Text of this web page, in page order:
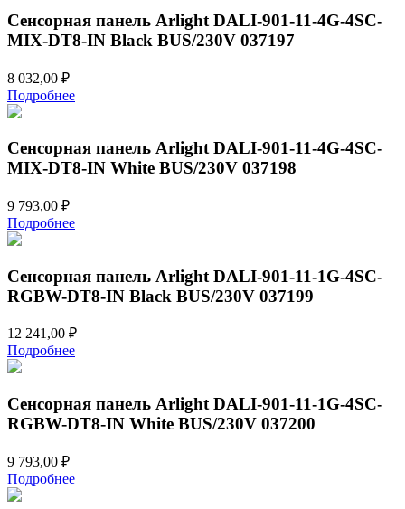
Сенсорная панель Arlight DALI-901-11-4G-4SC-
MIX-DT8-IN Black BUS/230V 037197
8 032,00 ₽
Подробнее
Сенсорная панель Arlight DALI-901-11-4G-4SC-
MIX-DT8-IN White BUS/230V 037198
9 793,00 ₽
Подробнее
Сенсорная панель Arlight DALI-901-11-1G-4SC-
RGBW-DT8-IN Black BUS/230V 037199
12 241,00 ₽
Подробнее
Сенсорная панель Arlight DALI-901-11-1G-4SC-
RGBW-DT8-IN White BUS/230V 037200
9 793,00 ₽
Подробнее